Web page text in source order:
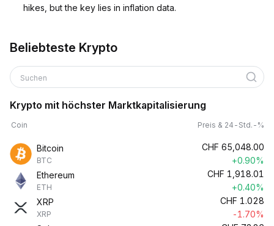
hikes, but the key lies in inflation data.
Beliebteste Krypto
Suchen
Krypto mit höchster Marktkapitalisierung
Coin Preis & 24-Std.-%
Bitcoin
BTC
CHF 65,048.00
+0.90%
Ethereum
ETH
CHF 1,918.01
+0.40%
XRP
XRP
CHF 1.028
-1.70%